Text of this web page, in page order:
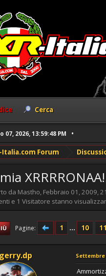
Cerca
07, 2026, 13:59:48 PM
Italia.com Forum
da Mastho, Febbraio 01, 2009,
e 1 Visitatore stanno
Pagine 1 ... 10 11
gerry.dp Settembre